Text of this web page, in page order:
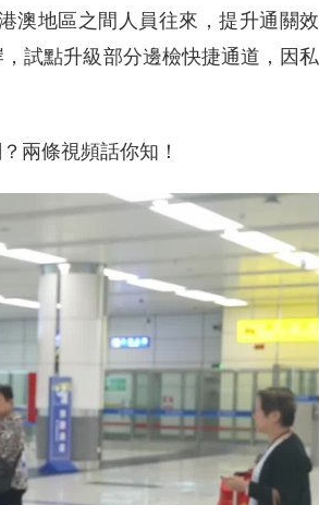
澳地區之間人員往來，提升通關效
試點升級部分邊檢快捷通道，因私
兩條視頻話你知！